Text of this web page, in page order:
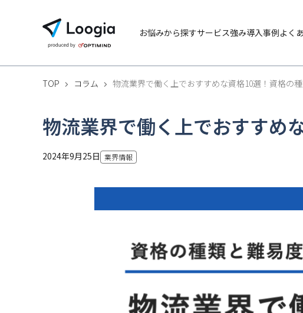
お悩みから探すサービス強み導入事例よく
TOP コラム 物流業界で働く上でおすすめな資格10選！資格の
物流業界で働く上でおすすめ
2024年9月25日 業界情報